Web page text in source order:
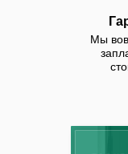
Мы